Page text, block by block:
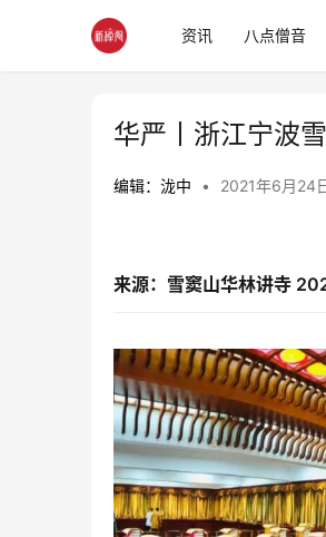
资讯 八点僧音
华严丨浙江宁波
编辑：泷中 • 2021年6月24
来源：雪窦山华林讲寺